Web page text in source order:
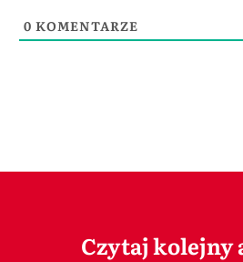
0 KOMENTARZE
Czytaj kolejny